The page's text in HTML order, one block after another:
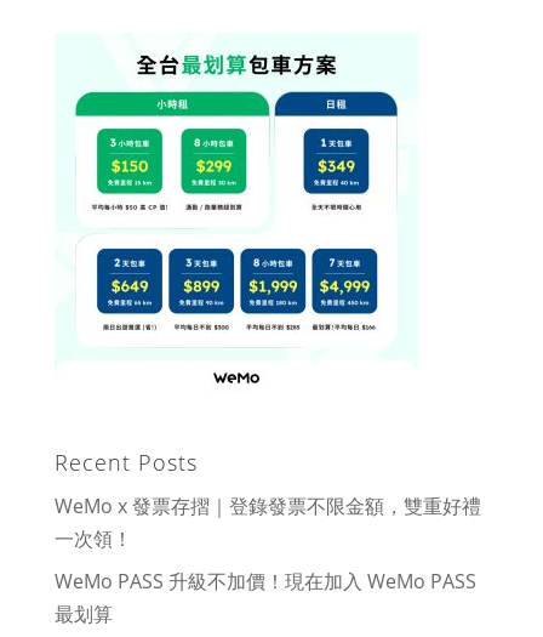
Recent Posts
WeMo x 發票存摺｜登錄發票不限金額，雙重好禮
一次領！
WeMo PASS 升級不加價！現在加入 WeMo PASS
最划算